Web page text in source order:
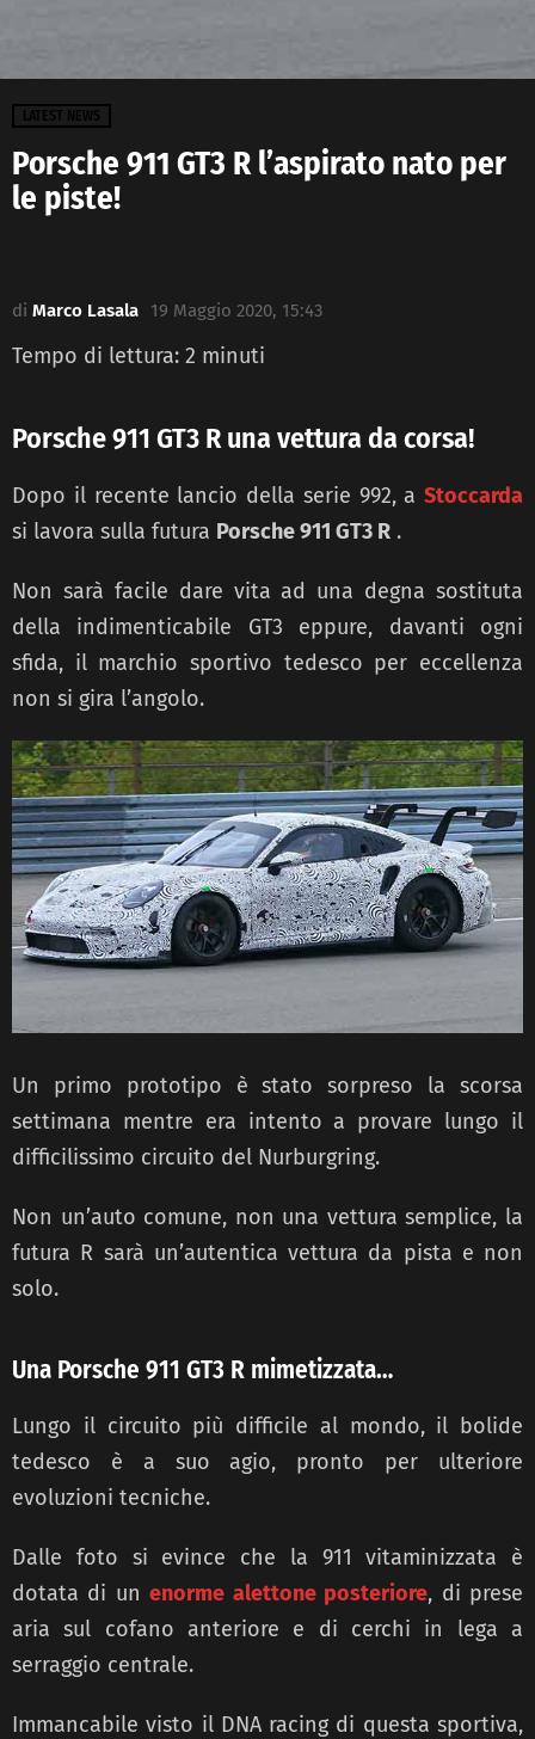
LATEST NEWS
Porsche 911 GT3 R l’aspirato nato per
le piste!
di Marco Lasala 19 Maggio 2020, 15:43
Tempo di lettura: 2 minuti
Porsche 911 GT3 R una vettura da corsa!
Dopo il recente lancio della serie 992, a Stoccarda
si lavora sulla futura Porsche 911 GT3 R .
Non sarà facile dare vita ad una degna sostituta
della indimenticabile GT3 eppure, davanti ogni
sfida, il marchio sportivo tedesco per eccellenza
non si gira l’angolo.
Un primo prototipo è stato sorpreso la scorsa
settimana mentre era intento a provare lungo il
difficilissimo circuito del Nurburgring.
Non un’auto comune, non una vettura semplice, la
futura R sarà un’autentica vettura da pista e non
solo.
Una Porsche 911 GT3 R mimetizzata…
Lungo il circuito più difficile al mondo, il bolide
tedesco è a suo agio, pronto per ulteriore
evoluzioni tecniche.
Dalle foto si evince che la 911 vitaminizzata è
dotata di unenorme alettone posteriore, di prese
aria sul cofano anteriore e di cerchi in lega a
serraggio centrale.
Immancabile visto il DNA racing di questa sportiva,